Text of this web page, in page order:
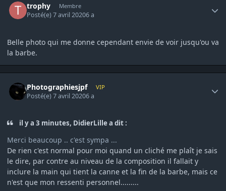
trophy Membre
Posté(e)7 avril 20206 a
Belle photo qui me donne cependant envie de voir jusqu'ou va
la barbe.
Photographiesjpf VIP
Posté(e)7 avril 20206 a
il y a 3 minutes, DidierLille a dit :
Merci beaucoup .. c'est sympa ...
De rien c'est normal pour moi quand un cliché me plaît je sais
le dire, par contre au niveau de la composition il fallait y
inclure la main qui tient la canne et la fin de la barbe, mais ce
n'est que mon ressenti personnel.........